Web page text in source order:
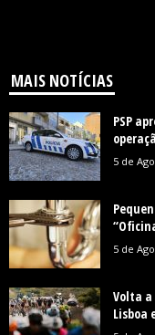
MAIS NOTÍCIAS
PSP
5 de
5 de
Volta
Lisboa